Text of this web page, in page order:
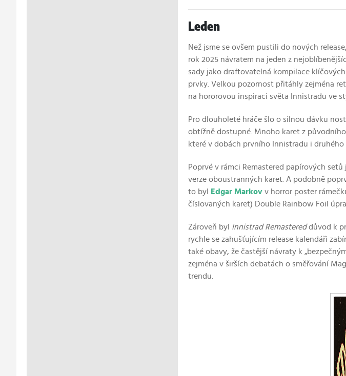
Leden
Než jsme se ovšem pustili do nových
rok 2025 návratem na jeden z
sady jako draftovatelná kompilace
prvky. Velkou pozornost přitáhly zejména
na hororovou inspiraci světa Innistradu ve
Pro dlouholeté hráče šlo o silnou dávku
obtížně dostupné. Mnoho karet z
které v dobách prvního Innistradu i
Poprvé v rámci Remastered papírových
verze oboustranných karet. A podobně
to byl
Edgar Markov v horror poster
číslovaných karet) Double Rainbow Foil
Zároveň byl Innistrad Remastereddůvod k
rychle se zahušťujícím release kalendáři
také obavy, že častější návraty k
zejména v širších debatách o směřování
trendu.